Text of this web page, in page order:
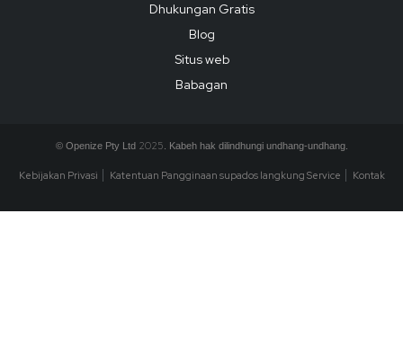
Dhukungan Gratis
Blog
Situs web
Babagan
© Openize Pty Ltd 2025 . Kabeh hak dilindhungi undhang-undhang.
Kebijakan Privasi Katentuan Pangginaan supados langkung Service Kontak